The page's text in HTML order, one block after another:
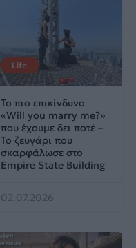
Life
Το πιο επικίνδυνο
«Will you marry me?»
που έχουμε δει ποτέ –
Το ζευγάρι που
σκαρφάλωσε στο
Empire State Building
02.07.2026